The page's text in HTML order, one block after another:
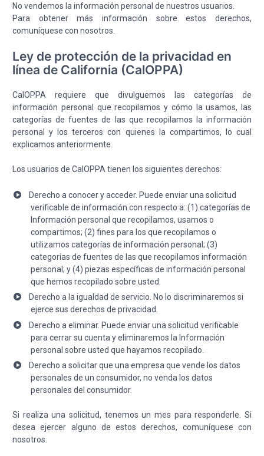
No vendemos la información personal de nuestros usuarios.
Para obtener más información sobre estos derechos,
comuníquese con nosotros.
Ley de protección de la privacidad en
línea de California (CalOPPA)
CalOPPA requiere que divulguemos las categorías de
información personal que recopilamos y cómo la usamos, las
categorías de fuentes de las que recopilamos la información
personal y los terceros con quienes la compartimos, lo cual
explicamos anteriormente.
Los usuarios de CalOPPA tienen los siguientes derechos:
Derecho a conocer y acceder. Puede enviar una solicitud
verificable de información con respecto a: (1) categorías de
Información personal que recopilamos, usamos o
compartimos; (2) fines para los que recopilamos o
utilizamos categorías de información personal; (3)
categorías de fuentes de las que recopilamos información
personal; y (4) piezas específicas de información personal
que hemos recopilado sobre usted.
Derecho a la igualdad de servicio. No lo discriminaremos si
ejerce sus derechos de privacidad.
Derecho a eliminar. Puede enviar una solicitud verificable
para cerrar su cuenta y eliminaremos la Información
personal sobre usted que hayamos recopilado.
Derecho a solicitar que una empresa que vende los datos
personales de un consumidor, no venda los datos
personales del consumidor.
Si realiza una solicitud, tenemos un mes para responderle. Si
desea ejercer alguno de estos derechos, comuníquese con
nosotros.